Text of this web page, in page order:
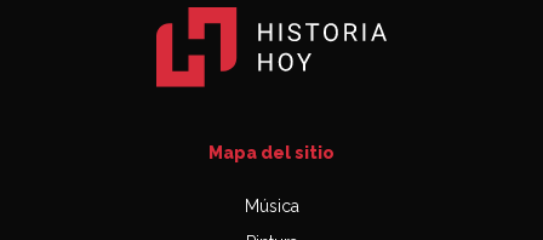
Mapa del sitio
Música